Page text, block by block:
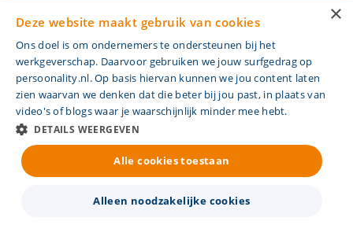
Privacy
Algemene voorwaarden
Cao
×
Deze website maakt gebruik van cookies
Ons doel is om ondernemers te ondersteunen bij het
werkgeverschap. Daarvoor gebruiken we jouw surfgedrag op
persoonality.nl. Op basis hiervan kunnen we jou content laten
zien waarvan we denken dat die beter bij jou past, in plaats van
video's of blogs waar je waarschijnlijk minder mee hebt.
DETAILS WEERGEVEN
Alle cookies toestaan
Alleen noodzakelijke cookies